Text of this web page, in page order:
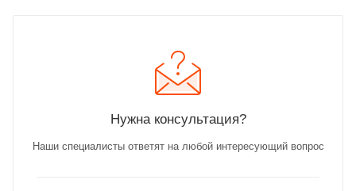
Нужна консультация?
Наши специалисты ответят на любой интересующий вопрос